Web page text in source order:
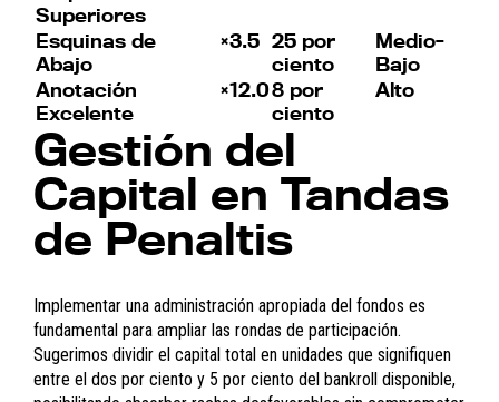
Superiores
Esquinas de
Abajo
×3.5 25 por
ciento
Medio-
Bajo
Anotación
Excelente
×12.08 por
ciento
Alto
Gestión del
Capital en Tandas
de Penaltis
Implementar una administración apropiada del fondos es
fundamental para ampliar las rondas de participación.
Sugerimos dividir el capital total en unidades que signifiquen
entre el dos por ciento y 5 por ciento del bankroll disponible,